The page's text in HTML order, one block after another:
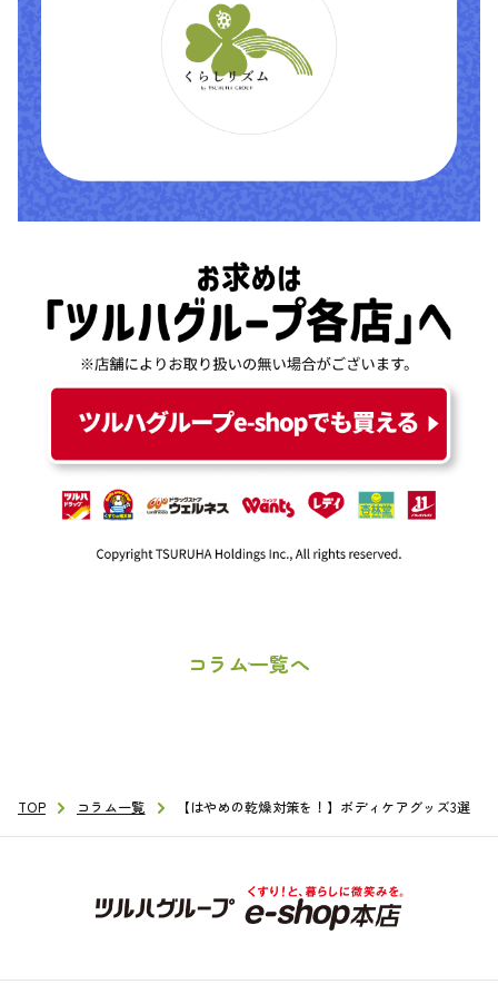
コラム一覧へ
TOP
TOP コラム一覧
コラム一覧 【はやめの乾燥対策を！】ボディケアグッズ3選